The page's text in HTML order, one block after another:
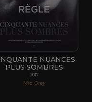
NUANCES
PLUS SOMBRES
2017
Mia Grey